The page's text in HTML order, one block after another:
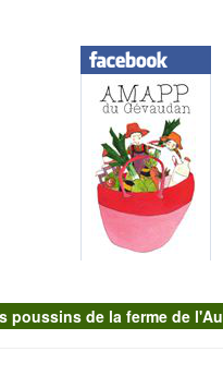
poussins de la ferme de